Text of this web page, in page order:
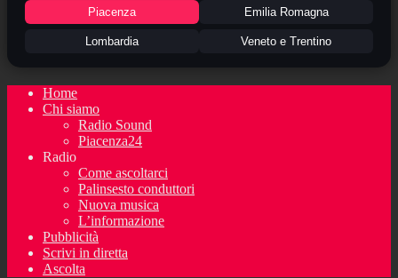
Piacenza Emilia Romagna
Lombardia Veneto e Trentino
Home
Chi siamo
Radio Sound
Piacenza24
Radio
Come ascoltarci
Palinsesto conduttori
Nuova musica
L’informazione
Pubblicità
Scrivi in diretta
Ascolta